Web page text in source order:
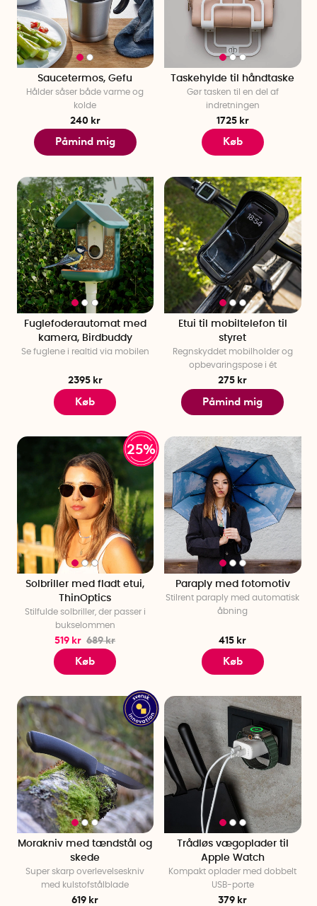
Saucetermos, Gefu
Hålder såser både varme og
kolde
240 kr
Påmind mig
Taskehylde til håndtaske
Gør tasken til en del af
indretningen
1725 kr
Køb
Fuglefoderautomat med
kamera, Birdbuddy
Se fuglene i realtid via mobilen
2395 kr
Køb
Etui til mobiltelefon til
styret
Regnskyddet mobilholder og
opbevaringspose i ét
275 kr
Påmind mig
25%
Solbriller med fladt etui,
ThinOptics
Stilfulde solbriller, der passer i
bukselommen
519 kr 689 kr
Køb
Paraply med fotomotiv
Stilrent paraply med automatisk
åbning
415 kr
Køb
Morakniv med tændstål og
skede
Super skarp overlevelseskniv
med kulstofstålblade
619 kr
Trådløs vægoplader til
Apple Watch
Kompakt oplader med dobbelt
USB-porte
379 kr